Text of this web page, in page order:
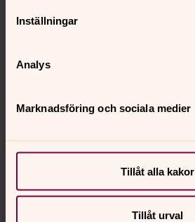
Inställningar
Analys
Marknadsföring och sociala medier
Tillåt alla kakor
Tillåt urval
Kontakt
Kalender